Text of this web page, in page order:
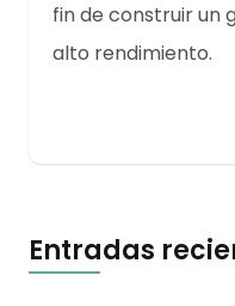
fin de construir un
alto rendimiento.
Entradas